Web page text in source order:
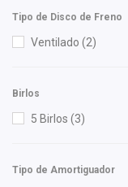
Recal(8)
Safety(2)
Strunker (1)
Tipo de Disco de Freno
Ventilado (2)
Birlos
5 Birlos (3)
Tipo de Amortiguador